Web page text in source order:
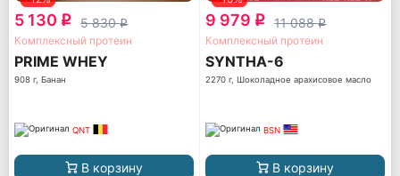
5 130 q 5 830q
Комплексный протеин
PRIME WHEY
908 г, Банан
QNT
В корзину
9 979 q 11 088q
Комплексный протеин
SYNTHA-6
2270 г, Шоколадное арахисовое масло
BSN
В корзину